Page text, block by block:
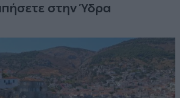
στην Ύδρα